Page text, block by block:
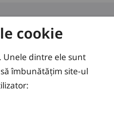
cookie
Unele dintre ele sunt
îmbunătățim site-ul